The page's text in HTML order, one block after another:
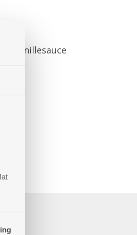
Vanillesauce